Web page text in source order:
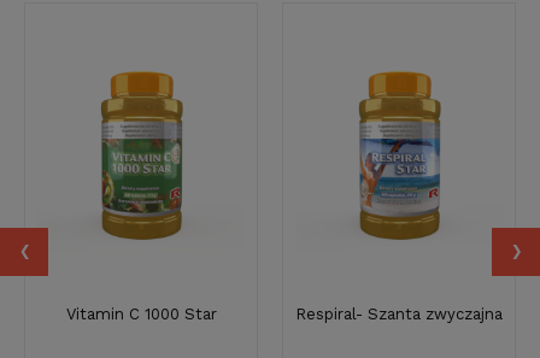
Vitamin C 1000 Star Respiral- Szanta zwyczajna
‹ ›